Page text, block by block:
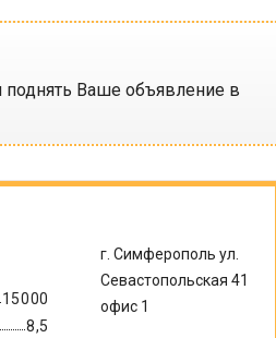
Ваше объявление в
15000
8,5
г. Симферополь ул.
Севастопольская 41
офис 1